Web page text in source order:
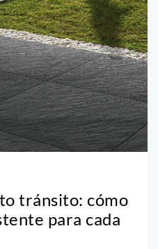
tránsito: cómo
para cada